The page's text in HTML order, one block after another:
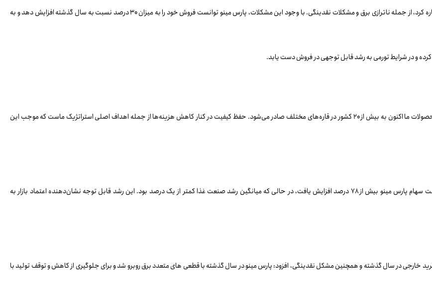
فرهاد نجفیان به چالش‌های بی‌شماری که پارس مینو در سال ۱۴۰۳ با آن‌ها مواجه بود اشاره کرد، از جمله ناترازی برق و مشکلات نقدینگی. با وجود این مشکلات، پارس مینو توانست فروش خود را به میزان ۳۰ درصد نسبت به سال گذشته افزایش دهد و به
و در شرایط تورمی به رشد قابل توجهی در فروش دست یابد.
مدیرعامل پارس مینو همچنین به گسترش بازارهای صادراتی شرکت اشاره کرد و گفت: محصولات ما اکنون به بیش از ۲۰ کشور در قاره‌های مختلف صادر می‌شود. حفظ کیفیت در کنار کاهش هزینه‌ها از جمله اهداف اصلی استراتژیک ماست که موجب این
نجفیان در خصوص رشد سهام شرکت نیز صحبت کرد و اظهار داشت: در سال ۱۴۰۳، قیمت سهام پارس مینو بیش از ۷۸ درصد افزایش یافت، در حالی که میانگین رشد صنعت غذا کمتر از یک درصد بود. این رشد قابل توجه نشان‌دهنده اعتماد بازار به
خارجی در سال گذشته و همچنین مشکل نقدینگی، افزود: پارس مینو در سال گذشته با قطعی های متعدد برق‌ روبرو شد و برای جلوگیری از کاهش و توقف تولید با